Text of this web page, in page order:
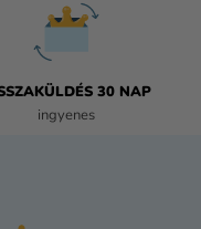
30 NAP
ingyenes